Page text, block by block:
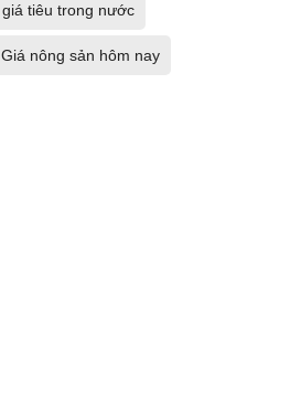
giá tiêu trong nước
Giá nông sản hôm nay